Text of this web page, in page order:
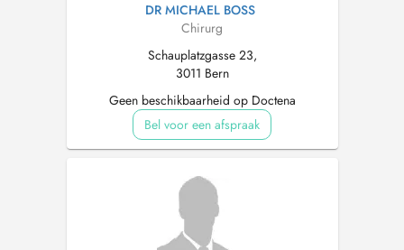
DR MICHAEL BOSS
Chirurg
Schauplatzgasse 23,
3011 Bern
Geen beschikbaarheid op Doctena
Bel voor een afspraak